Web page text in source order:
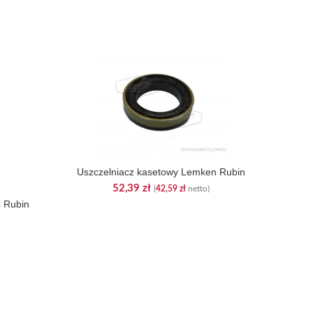
Rubin
Uszczelniacz kasetowy Lemken Rubin
52,39 zł (42,59 zł netto)